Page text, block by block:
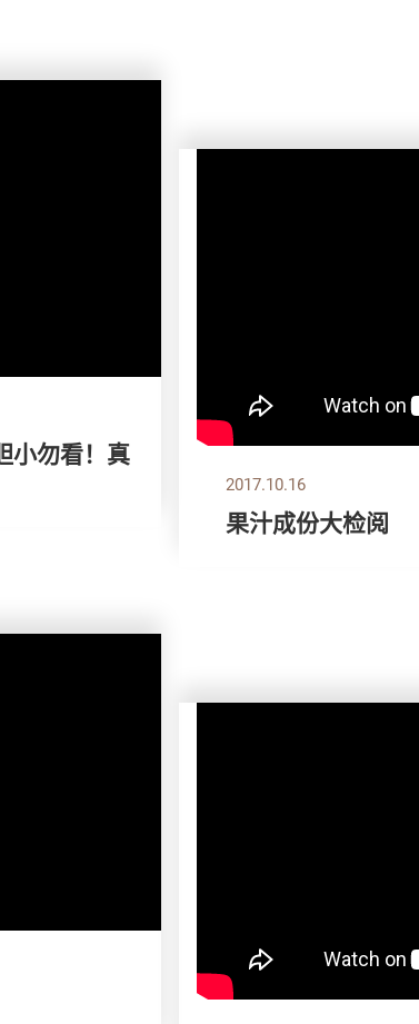
小勿看！真
2017.10.16
果汁成份大检阅